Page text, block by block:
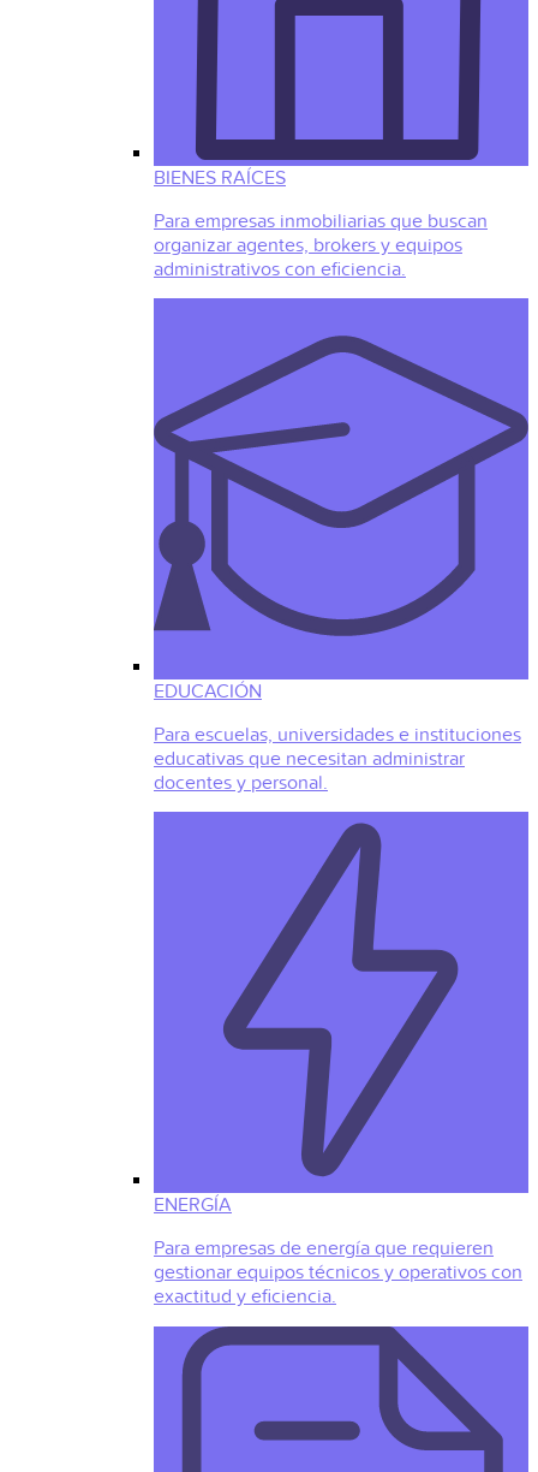
BIENES RAÍCES
Para empresas inmobiliarias que buscan
organizar agentes, brokers y equipos
administrativos con eficiencia.
EDUCACIÓN
Para escuelas, universidades e instituciones
educativas que necesitan administrar
docentes y personal.
ENERGÍA
Para empresas de energía que requieren
gestionar equipos técnicos y operativos con
exactitud y eficiencia.